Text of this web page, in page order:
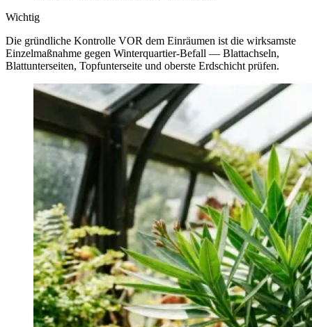
Wichtig
Die gründliche Kontrolle VOR dem Einräumen ist die wirksamste
Einzelmaßnahme gegen Winterquartier-Befall — Blattachseln,
Blattunterseiten, Topfunterseite und oberste Erdschicht prüfen.